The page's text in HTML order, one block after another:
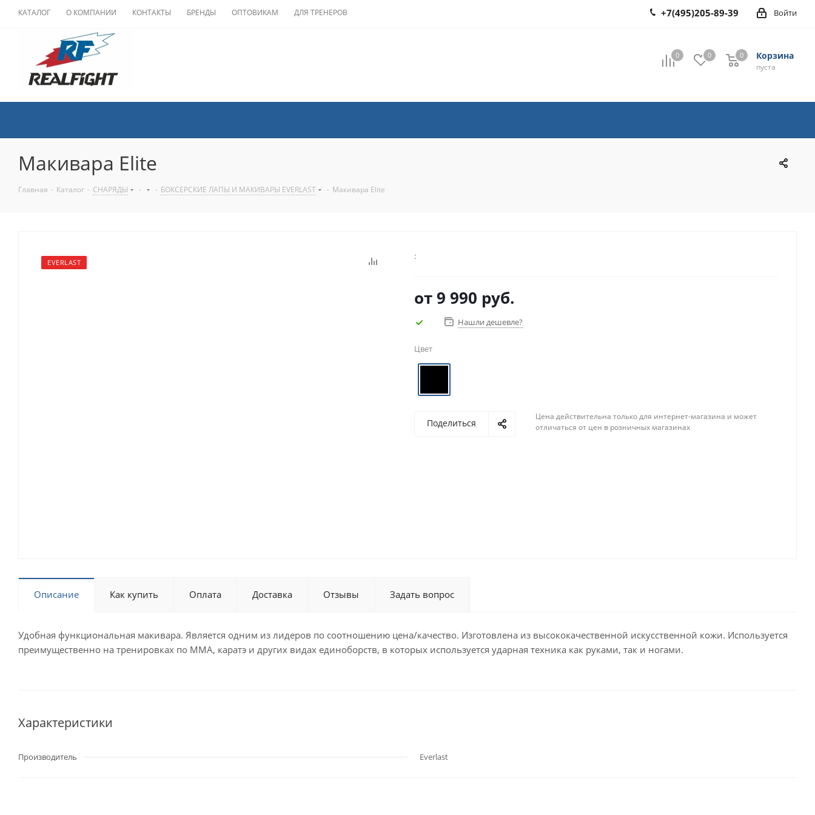
КАТАЛОГ О КОМПАНИИ КОНТАКТЫ БРЕНДЫ ОПТОВИКАМ ДЛЯ ТРЕНЕРОВ Войти
+7(495)205-89-39
0 0 Корзина
0
пуста
0
Макивара Elite
Главная - Каталог - СНАРЯДЫ - - БОКСЕРСКИЕ ЛАПЫ И МАКИВАРЫ EVERLAST - Макивара Elite
EVERLAST
:
от9 990 руб.
Нашли дешевле?
Цвет
Поделиться
Цена действительна только для интернет-магазина и может
отличаться от цен в розничных магазинах
Описание Как купить Оплата Доставка Отзывы Задать вопрос
Удобная функциональная макивара. Является одним из лидеров по соотношению цена/качество. Изготовлена из высококачественной искусственной кожи. Используется
преимущественно на тренировках по ММА, каратэ и других видах единоборств, в которых используется ударная техника как руками, так и ногами.
Характеристики
Производитель Everlast